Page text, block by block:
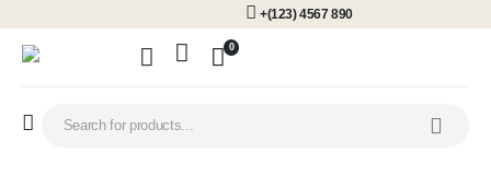
+(123) 4567 890
0